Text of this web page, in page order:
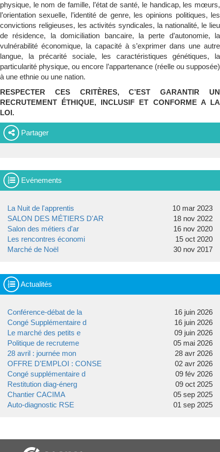
physique, le nom de famille, l’état de santé, le handicap, les mœurs,
l’orientation sexuelle, l’identité de genre, les opinions politiques, les
convictions religieuses, les activités syndicales, la nationalité, le lieu
de résidence, la domiciliation bancaire, la perte d’autonomie, la
vulnérabilité économique, la capacité à s’exprimer dans une autre
langue, la précarité sociale, les caractéristiques génétiques, la
particularité physique, ou encore l’appartenance (réelle ou supposée)
à une ethnie ou une nation.
RESPECTER CES CRITÈRES, C’EST GARANTIR UN
RECRUTEMENT ÉTHIQUE, INCLUSIF ET CONFORME A LA
LOI.
Partager
Evénements
La Nuit de l'apprentis
10 mar 2023
SALON DES MÉTIERS D'AR
18 nov 2022
Salon des métiers d'ar
16 nov 2020
Les rencontres économi
15 oct 2020
Marché de Noël
30 nov 2017
Actualités
Conférence-débat de la
16 juin 2026
Congé Supplémentaire d
16 juin 2026
Le marché des petits e
09 juin 2026
Politique de recruteme
05 mai 2026
28 avril : journée mon
28 avr 2026
OFFRE D'EMPLOI : CONSE
02 avr 2026
Congé supplémentaire d
09 fév 2026
Restitution diag-énerg
09 oct 2025
Chantier CACIMA
05 sep 2025
Auto-diagnostic RSE
01 sep 2025